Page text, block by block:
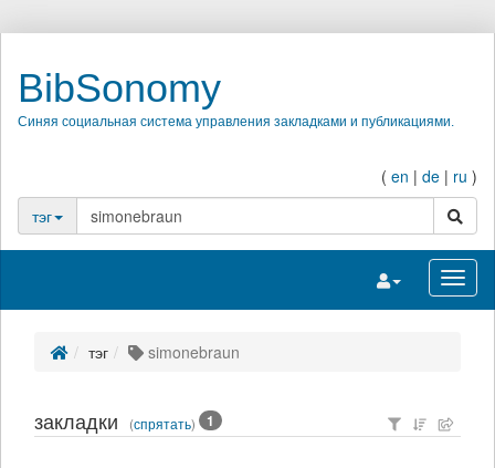
BibSonomy
Синяя социальная система управления закладками и публикациями.
( en | de | ru )
тэг
поиск
Переключить
тэг simonebraun
закладки (спрятать) 1